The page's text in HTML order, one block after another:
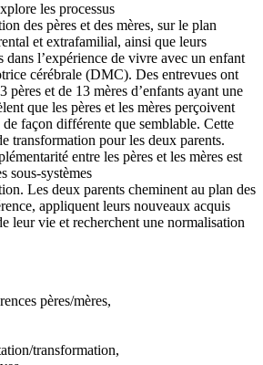
les processus
des pères et des mères, sur le plan
et extrafamilial, ainsi que leurs
dans l’expérience de vivre avec un enfant
cérébrale (DMC). Des entrevues ont
pères et de 13 mères d’enfants ayant une
que les pères et les mères perçoivent
façon différente que semblable. Cette
transformation pour les deux parents.
entre les pères et les mères est
sous-systèmes
Les deux parents cheminent au plan des
appliquent leurs nouveaux acquis
leur vie et recherchent une normalisation
pères/mères,
transformation,